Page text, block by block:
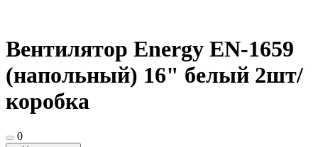
Вентилятор Energy EN-1659
(напольный) 16" белый 2шт/
коробка
0